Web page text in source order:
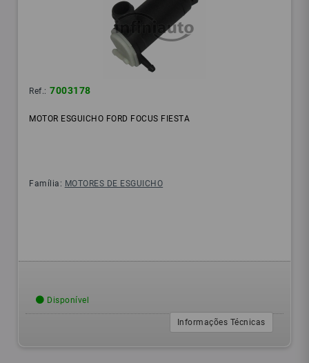
Ref.: 7003178
MOTOR ESGUICHO FORD FOCUS FIESTA
Família: MOTORES DE ESGUICHO
Disponível
Informações Técnicas